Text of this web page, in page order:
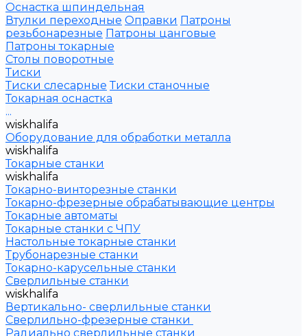
Оснастка шпиндельная
Втулки переходные Оправки Патроны
резьбонарезные Патроны цанговые
Патроны токарные
Столы поворотные
Тиски
Тиски слесарные Тиски станочные
Токарная оснастка
...
wiskhalifa
Оборудование для обработки металла
wiskhalifa
Токарные станки
wiskhalifa
Токарно-винторезные станки
Токарно-фрезерные обрабатывающие центры
Токарные автоматы
Токарные станки с ЧПУ
Настольные токарные станки
Трубонарезные станки
Токарно-карусельные станки
Сверлильные станки
wiskhalifa
Вертикально- сверлильные станки
Сверлильно-фрезерные станки
Радиально сверлильные станки